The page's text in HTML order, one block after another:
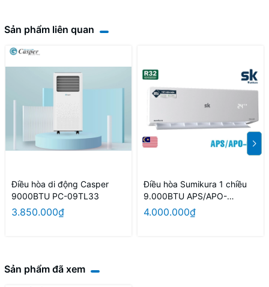
Sản phẩm liên quan
Điều hòa di động Casper
9000BTU PC-09TL33
3.850.000₫
Điều hòa Sumikura 1 chiều
9.000BTU APS/APO-
092/Morandi
4.000.000₫
Sản phẩm đã xem